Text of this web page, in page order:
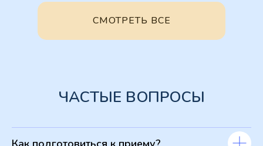
СМОТРЕТЬ ВСЕ
ЛЮДМИЛА БАБОШИНА
Мой лабрадор в гостях съел крысиный яд.
НЕЛЛИ ПАВЛЕНКО
Замечательная клиника! Огромное
ЧАСТЫЕ ВОПРОСЫ